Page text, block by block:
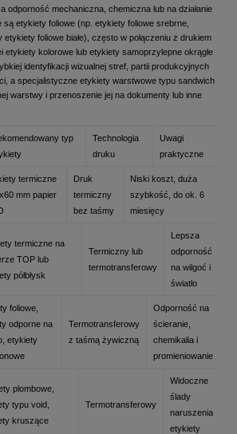
odporność mechaniczna, chemiczna lub na działanie
są etykiety foliowe (np. etykiety foliowe srebrne,
foliowe białe), często w połączeniu z drukiem
etykiety kolorowe lub etykiety samoprzylepne okrągłe
identyfikacji wizualnej stref, partii produkcyjnych
a specjalistyczne etykiety warstwowe typu sandwich
warstwy i przenoszenie jej na dokumenty lub inne
typ
Technologia
druku
Uwagi
praktyczne
termiczne
mm papier
Druk
termiczny
bez taśmy
Niski koszt, duża
szybkość, do ok. 6
miesięcy
termiczne na
TOP lub
półbłysk
Termiczny lub
termotransferowy
Lepsza
odporność
na wilgoć i
światło
foliowe,
odporne na
etykiety
Termotransferowy
z taśmą żywiczną
Odporność na
ścieranie,
chemikalia i
promieniowanie
plombowe,
typu void,
kruszące
Termotransferowy
Widoczne
ślady
naruszenia
etykiety